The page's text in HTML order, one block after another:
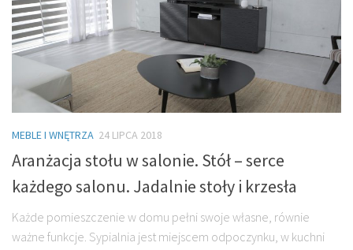
MEBLE I WNĘTRZA 24 LIPCA 2018
Aranżacja stołu w salonie. Stół – serce
każdego salonu. Jadalnie stoły i krzesła
Każde pomieszczenie w domu pełni swoje własne, równie
ważne funkcje. Sypialnia jest miejscem odpoczynku, w kuchni